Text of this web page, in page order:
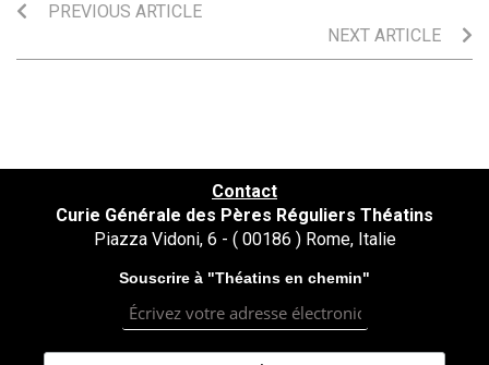
PREVIOUS ARTICLE
NEXT ARTICLE
Contact
Curie Générale des Pères Réguliers Théatins
Piazza Vidoni, 6 - ( 00186 ) Rome, Italie
Souscrire à "Théatins en chemin"